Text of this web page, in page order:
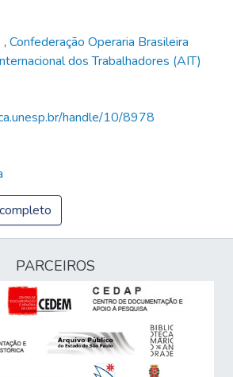
, Confederação Operaria Brasileira
dos Trabalhadores (AIT)
handle/10/8978
PARCEIROS